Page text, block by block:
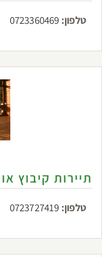
טלפון: 0723360469
תיירות קיבוץ
טלפון: 0723727419